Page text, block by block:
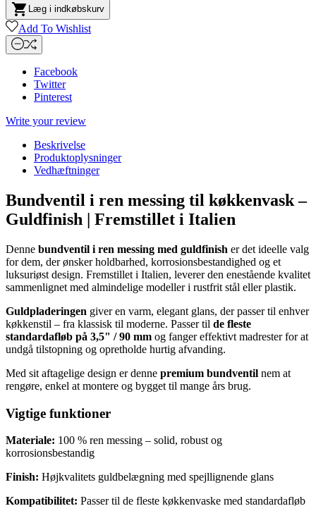
 Læg i indkøbskurv
Add To Wishlist
Facebook
Twitter
Pinterest
Write your review
Beskrivelse
Produktoplysninger
Vedhæftninger
Bundventil i ren messing til køkkenvask –
Guldfinish | Fremstillet i Italien
Denne bundventil i ren messing med guldfinish er det ideelle valg
for dem, der ønsker holdbarhed, korrosionsbestandighed og et
luksuriøst design. Fremstillet i Italien, leverer den enestående kvalitet
sammenlignet med almindelige modeller i rustfrit stål eller plastik.
Guldpladeringen giver en varm, elegant glans, der passer til enhver
køkkenstil – fra klassisk til moderne. Passer til de fleste
standardafløb på 3,5" / 90 mm og fanger effektivt madrester for at
undgå tilstopning og opretholde hurtig afvanding.
Med sit aftagelige design er denne premium bundventil nem at
rengøre, enkel at montere og bygget til mange års brug.
Vigtige funktioner
Materiale: 100 % ren messing – solid, robust og
korrosionsbestandig
Finish: Højkvalitets guldbelægning med spejllignende glans
Kompatibilitet: Passer til de fleste køkkenvaske med standardafløb